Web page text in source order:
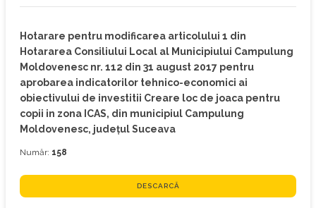
Hotarare pentru modificarea articolului 1 din
Hotararea Consiliului Local al Municipiului Campulung
Moldovenesc nr. 112 din 31 august 2017 pentru
aprobarea indicatorilor tehnico-economici ai
obiectivului de investitii Creare loc de joaca pentru
copii in zona ICAS, din municipiul Campulung
Moldovenesc, judeţul Suceava
Număr: 158
DESCARCĂ